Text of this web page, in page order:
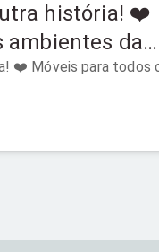
história! ❤️
ambientes da
os